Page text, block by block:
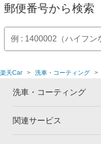
郵便番号から検索
楽天Car 洗車・コーティング
洗車・コーティング
トップ
関連サービス